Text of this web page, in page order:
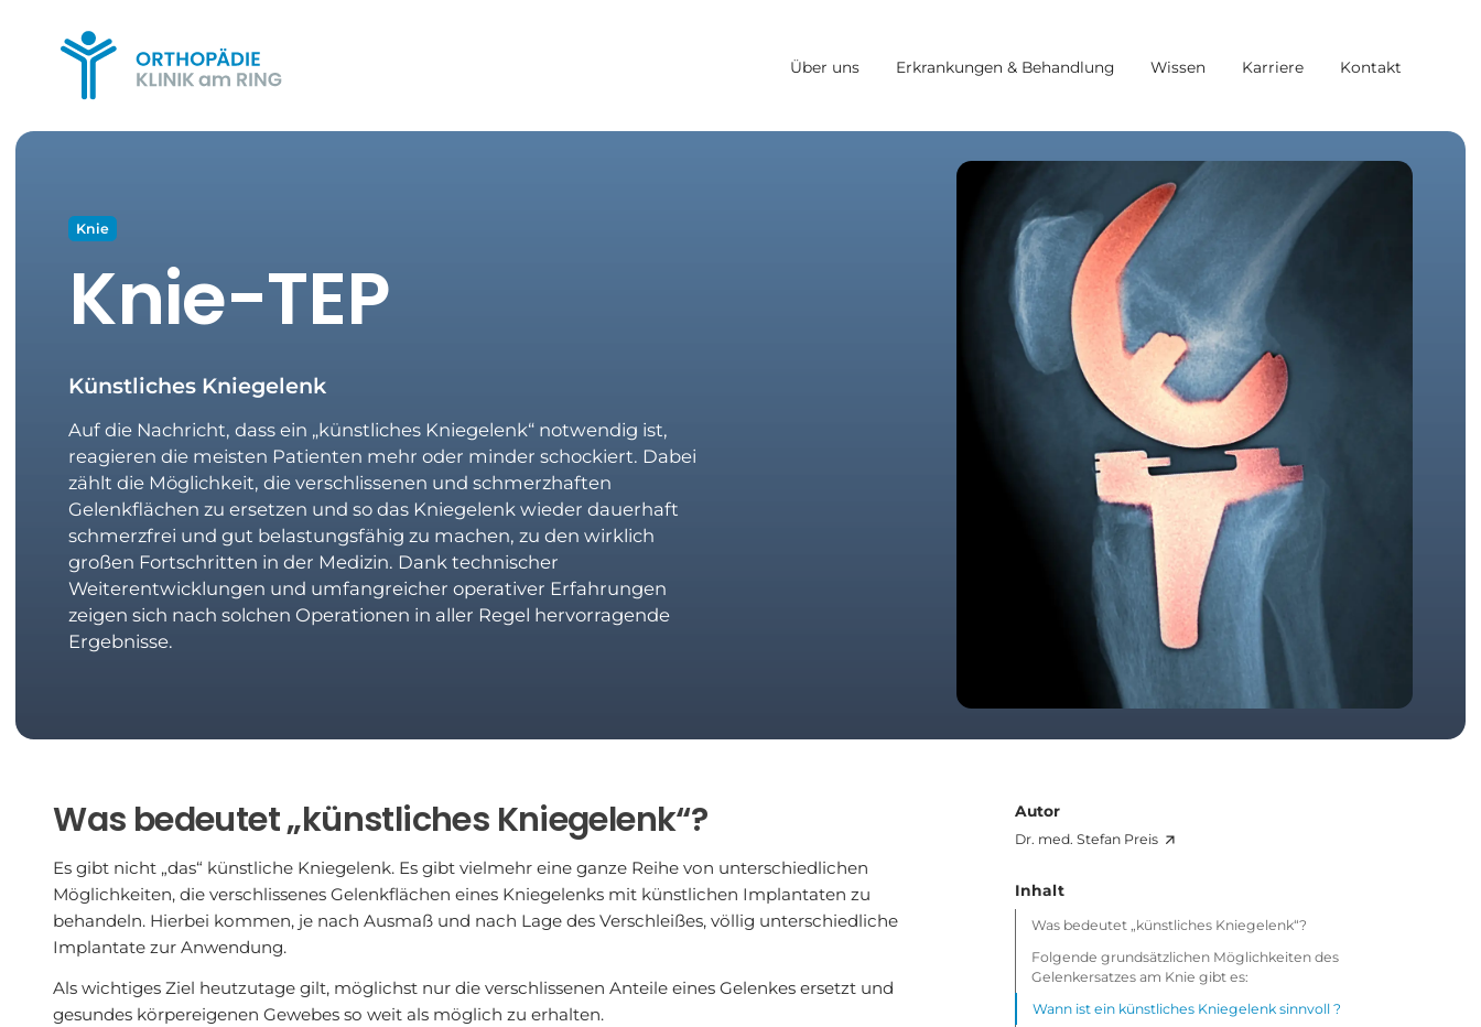
Über uns Erkrankungen & Behandlung Wissen Karriere Kontakt
Knie
Knie-TEP
Künstliches Kniegelenk
Auf die Nachricht, dass ein „künstliches Kniegelenk“ notwendig ist,
reagieren die meisten Patienten mehr oder minder schockiert. Dabei
zählt die Möglichkeit, die verschlissenen und schmerzhaften
Gelenkflächen zu ersetzen und so das Kniegelenk wieder dauerhaft
schmerzfrei und gut belastungsfähig zu machen, zu den wirklich
großen Fortschritten in der Medizin. Dank technischer
Weiterentwicklungen und umfangreicher operativer Erfahrungen
zeigen sich nach solchen Operationen in aller Regel hervorragende
Ergebnisse.
Was bedeutet „künstliches Kniegelenk“?
Es gibt nicht „das“ künstliche Kniegelenk. Es gibt vielmehr eine ganze Reihe von unterschiedlichen
Möglichkeiten, die verschlissenes Gelenkflächen eines Kniegelenks mit künstlichen Implantaten zu
behandeln. Hierbei kommen, je nach Ausmaß und nach Lage des Verschleißes, völlig unterschiedliche
Implantate zur Anwendung.
Als wichtiges Ziel heutzutage gilt, möglichst nur die verschlissenen Anteile eines Gelenkes ersetzt und
gesundes körpereigenen Gewebes so weit als möglich zu erhalten.
Autor
Dr. med. Stefan Preis
Inhalt
Was bedeutet „künstliches Kniegelenk“?
Folgende grundsätzlichen Möglichkeiten des
Gelenkersatzes am Knie gibt es:
Wann ist ein künstliches Kniegelenk sinnvoll ?